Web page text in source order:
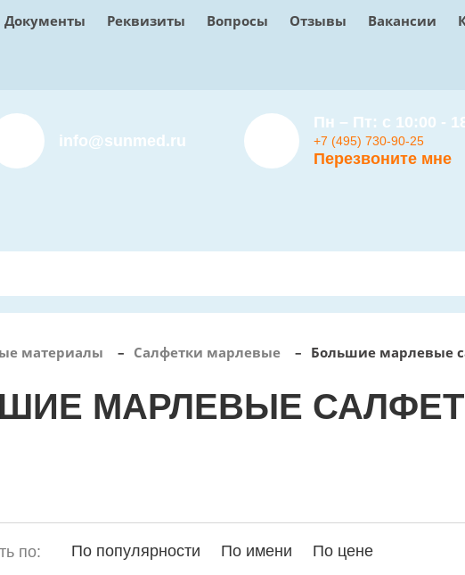
Документы Реквизиты Вопросы Отзывы Вакансии
info@sunmed.ru
Пн – Пт: с 10:00 -
+7 (495) 730-90-25
Перезвоните мне
материалы – Салфетки марлевые – Большие марлевые
МАРЛЕВЫЕ
по: По популярности По имени По цене